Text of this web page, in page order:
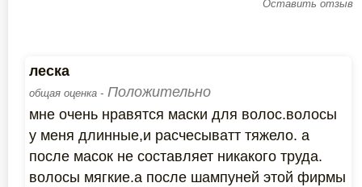
Оставить отзыв
леска
общая оценка - Положительно
мне очень нравятся маски для волос.волосы
у меня длинные,и расчесыватт тяжело. а
после масок не составляет никакого труда.
волосы мягкие.а после шампуней этой фирмы